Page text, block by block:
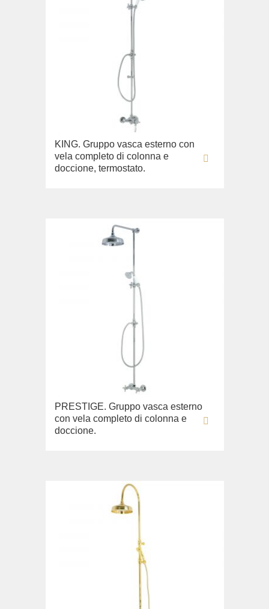
KING. Gruppo vasca esterno con
vela completo di colonna e
doccione, termostato.
PRESTIGE. Gruppo vasca esterno
con vela completo di colonna e
doccione.